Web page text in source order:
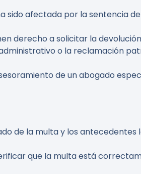
sido afectada por la sentencia
derecho a solicitar la
o la reclamación
de un abogado
de la multa y los antecedentes
que la multa está